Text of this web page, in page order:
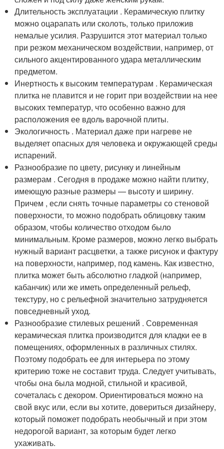
Длительность эксплуатации . Керамическую плитку
можно оцарапать или сколоть, только приложив
немалые усилия. Разрушится этот материал только
при резком механическом воздействии, например, от
сильного акцентированного удара металлическим
предметом.
Инертность к высоким температурам . Керамическая
плитка не плавится и не горит при воздействии на нее
высоких температур, что особенно важно для
расположения ее вдоль варочной плиты.
Экологичность . Материал даже при нагреве не
выделяет опасных для человека и окружающей среды
испарений.
Разнообразие по цвету, рисунку и линейным
размерам . Сегодня в продаже можно найти плитку,
имеющую разные размеры — высоту и ширину.
Причем , если снять точные параметры со стеновой
поверхности, то можно подобрать облицовку таким
образом, чтобы количество отходом было
минимальным. Кроме размеров, можно легко выбрать
нужный вариант расцветки, а также рисунок и фактуру
на поверхности, например, под камень. Как известно,
плитка может быть абсолютно гладкой (например,
кабанчик) или же иметь определенный рельеф,
текстуру, но с рельефной значительно затрудняется
повседневный уход.
Разнообразие стилевых решений . Современная
керамическая плитка производится для кладки ее в
помещениях, оформленных в различных стилях.
Поэтому подобрать ее для интерьера по этому
критерию тоже не составит труда. Следует учитывать,
чтобы она была модной, стильной и красивой,
сочеталась с декором. Ориентироваться можно на
свой вкус или, если вы хотите, довериться дизайнеру,
который поможет подобрать необычный и при этом
недорогой вариант, за которым будет легко
ухаживать.